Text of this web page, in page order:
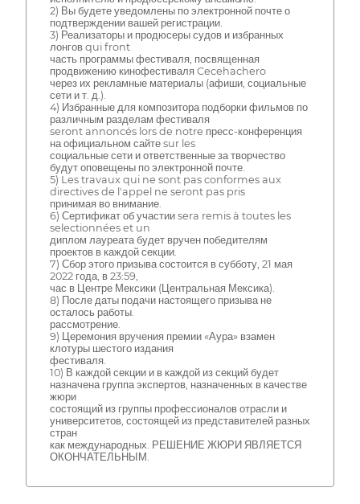
2) Вы будете уведомлены по электронной почте о
подтверждении вашей регистрации.
3) Реализаторы и продюсеры судов и избранных
лонгов qui front
часть программы фестиваля, посвященная
продвижению кинофестиваля Cecehachero
через их рекламные материалы (афиши, социальные
сети и т. д.).
4) Избранные для композитора подборки фильмов по
различным разделам фестиваля
seront annoncés lors de notre пресс-конференция
на официальном сайте sur les
социальные сети и ответственные за творчество
будут оповещены по электронной почте.
5) Les travaux qui ne sont pas conformes aux
directives de l'appel ne seront pas pris
принимая во внимание.
6) Сертификат об участии sera remis à toutes les
selectionnées et un
диплом лауреата будет вручен победителям
проектов в каждой секции.
7) Сбор этого призыва состоится в субботу, 21 мая
2022 года, в 23:59,
час в Центре Мексики (Центральная Мексика).
8) После даты подачи настоящего призыва не
осталось работы.
рассмотрение.
9) Церемония вручения премии «Аура» взамен
клотуры шестого издания
фестиваля.
10) В каждой секции и в каждой из секций будет
назначена группа экспертов, назначенных в качестве
жюри
состоящий из группы профессионалов отрасли и
университетов, состоящей из представителей разных
стран
как международных. РЕШЕНИЕ ЖЮРИ ЯВЛЯЕТСЯ
ОКОНЧАТЕЛЬНЫМ.